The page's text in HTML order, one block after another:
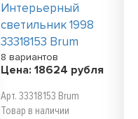
Интерьерный
светильник 1998
33318153 Brum
8 вариантов
Цена: 18624 рубля
Арт. 33318153 Brum
Товар в наличии